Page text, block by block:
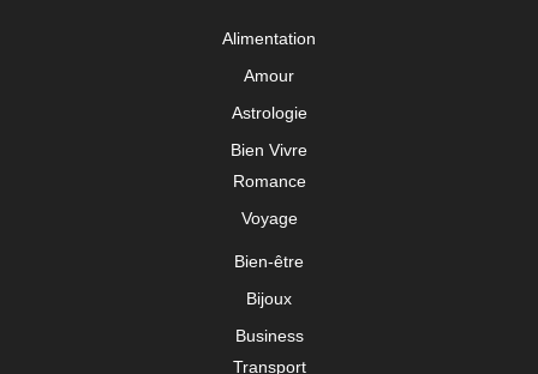
Alimentation
Amour
Astrologie
Bien Vivre
Romance
Voyage
Bien-être
Bijoux
Business
Transport